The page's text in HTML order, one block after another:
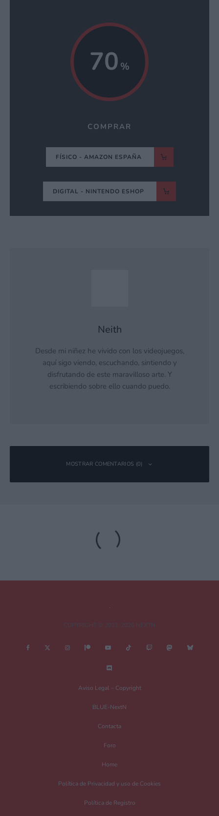
70
COMPRAR
FÍSICO - AMAZON ESPAÑA
DIGITAL - NINTENDO ESHOP
Neith
Desde mi niñez he vivido con los videojuegos,
aquí sigo viendo, escuchando, sintiendo y
disfrutando de este maravilloso arte. Y
escribiendo sobre ello cuando puedo.
MOSTRAR COMENTARIOS (0)
Tu dirección de correo electrónico no será publicada.
obligatorios están marcados con*
Aviso Legal – Copyright
BLUE-NextN
Contacta
Foro
Home
Política de Privacidad y uso de Cookies
Política de Registro